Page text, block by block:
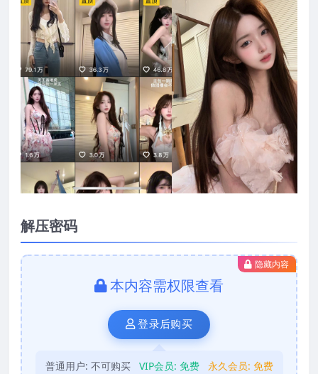
解压密码
隐藏内容
本内容需权限查看
登录后购买
普通用户: 不可购买 VIP会员: 免费 永久会员: 免费